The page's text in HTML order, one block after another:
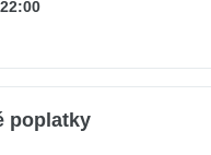
22:00
poplatky